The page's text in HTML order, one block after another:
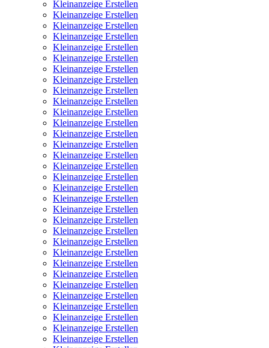
Kleinanzeige Erstellen
Kleinanzeige Erstellen
Kleinanzeige Erstellen
Kleinanzeige Erstellen
Kleinanzeige Erstellen
Kleinanzeige Erstellen
Kleinanzeige Erstellen
Kleinanzeige Erstellen
Kleinanzeige Erstellen
Kleinanzeige Erstellen
Kleinanzeige Erstellen
Kleinanzeige Erstellen
Kleinanzeige Erstellen
Kleinanzeige Erstellen
Kleinanzeige Erstellen
Kleinanzeige Erstellen
Kleinanzeige Erstellen
Kleinanzeige Erstellen
Kleinanzeige Erstellen
Kleinanzeige Erstellen
Kleinanzeige Erstellen
Kleinanzeige Erstellen
Kleinanzeige Erstellen
Kleinanzeige Erstellen
Kleinanzeige Erstellen
Kleinanzeige Erstellen
Kleinanzeige Erstellen
Kleinanzeige Erstellen
Kleinanzeige Erstellen
Kleinanzeige Erstellen
Kleinanzeige Erstellen
Kleinanzeige Erstellen